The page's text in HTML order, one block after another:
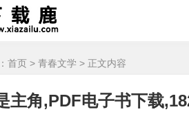
首页 > 青春文学 > 正文内容
主角,PDF电子书下载